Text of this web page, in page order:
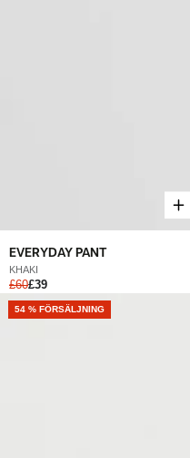
EVERYDAY PANT
KHAKI
£60£39
54 % FÖRSÄLJNING